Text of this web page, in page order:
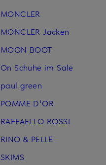
MONCLER
MONCLER Jacken
MOON BOOT
On Schuhe im Sale
paul green
POMME D'OR
RAFFAELLO ROSSI
RINO & PELLE
SKIMS